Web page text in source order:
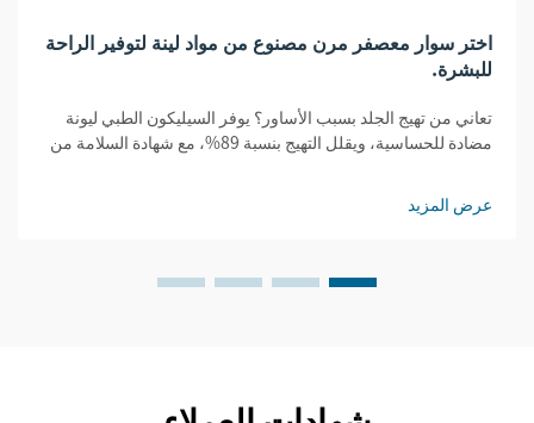
اختر سوار معصفر مرن مصنوع من مواد لينة لتوفير الراحة
للبشرة.
تعاني من تهيج الجلد بسبب الأساور؟ يوفر السيليكون الطبي ليونة
مضادة للحساسية، ويقلل التهيج بنسبة 89%، مع شهادة السلامة من
اختر بذكاء — احصل على راحة معتمدة.
عرض المزيد